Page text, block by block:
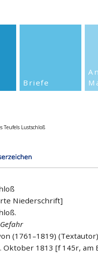
Briefe
Teufels Lustschloß
Niederschrift]
(1761–1819) (Textautor)
Oktober 1813 [f 145r, am